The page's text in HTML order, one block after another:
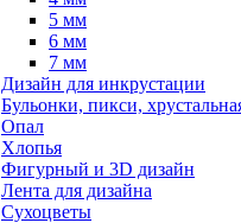
5 мм
6 мм
7 мм
Дизайн для инкрустации
Бульонки, пикси,
Опал
Хлопья
Фигурный и 3D дизайн
Лента для дизайна
Сухоцветы